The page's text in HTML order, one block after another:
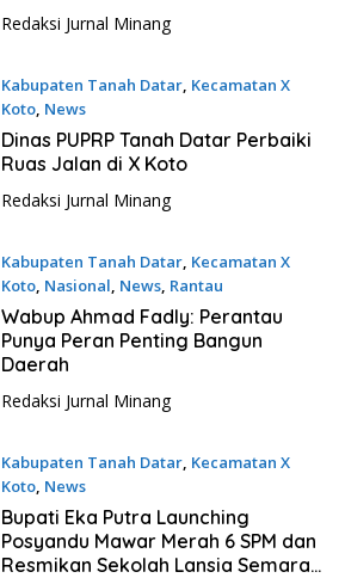
Redaksi Jurnal Minang
Kabupaten Tanah Datar, Kecamatan X
Koto, News
11 Mei 2026
Dinas PUPRP Tanah Datar Perbaiki
Ruas Jalan di X Koto
Redaksi Jurnal Minang
Kabupaten Tanah Datar, Kecamatan X
Koto, Nasional News, Rantau
11 Mei 2026
Wabup Ahmad Fadly: Perantau
Punya Peran Penting Bangun
Daerah
Redaksi Jurnal Minang
Kabupaten Tanah Datar, Kecamatan X
Koto, News
23 April 2026
Bupati Eka Putra Launching
Posyandu Mawar Merah 6 SPM dan
Resmikan Sekolah Lansia Semarak